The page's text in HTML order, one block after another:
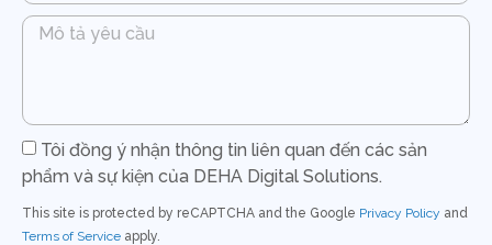
Tôi đồng ý nhận thông tin liên quan đến các sản
phẩm và sự kiện của DEHA Digital Solutions.
This site is protected by reCAPTCHA and the Google Privacy Policy and
Terms of Service apply.